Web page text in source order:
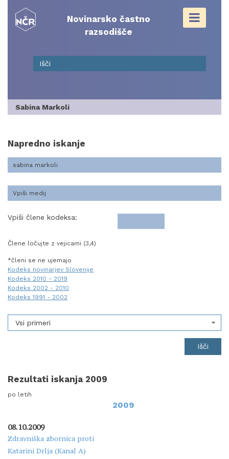
content
Novinarsko častno
razsodišče
Sabina Markoli
Napredno iskanje
Vpiši člene kodeksa:
Člene ločujte z vejicami (3,4)
*členi se ne ujemajo
Kodeks novinarjev Slovenije
Kodeks 2010 - 2019
Kodeks 2002 - 2010
Kodeks 1991 - 2002
Vsi primeri
Rezultati iskanja 2009
po letih
2009
08.10.2009
Zdravniška zbornica proti
Katarini Drlja (Kanal A)